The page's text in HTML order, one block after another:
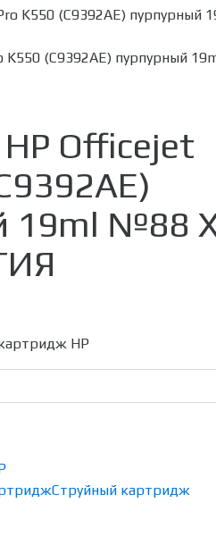
(C9392AE) пурпурный
Officejet
19ml №88
HP
Струйный картридж